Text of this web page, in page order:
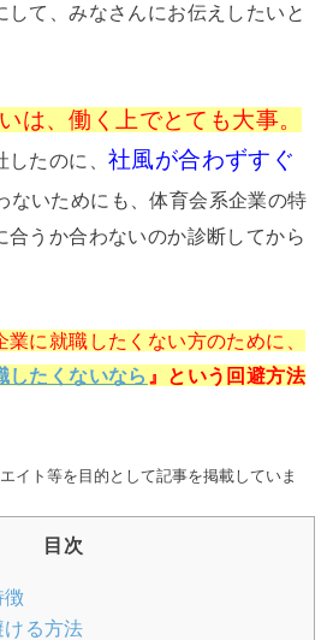
して、みなさんにお伝えしたいと
は、働く上でとても大事。
したのに、社風が合わずすぐ
ないためにも、体育会系企業の特
合うか合わないのか診断してから
業に就職したくない方のために、
したくないなら 』という回避方法
イト等を目的として記事を掲載していま
目次
る方法